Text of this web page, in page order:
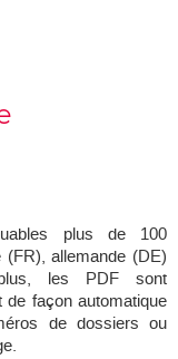
plus de 100
allemande (DE)
les PDF sont
façon automatique
de dossiers ou